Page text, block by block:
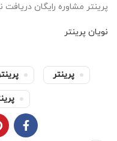
پرینتر مشاوره رایگان دریافت
نویان پرینتر
پرینتر